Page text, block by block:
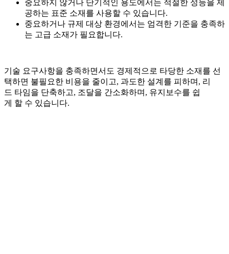
중요하지 않거나 단기적인 용도에서는 적절한 성능을 제
공하는 표준 소재를 사용할 수 있습니다.
중요하거나 규제 대상 환경에서는 엄격한 기준을 충족하
는 고급 소재가 필요합니다.
기술 요구사항을 충족하면서도 경제적으로 타당한 소재를 선
택하면 불필요한 비용을 줄이고, 과도한 설계를 피하며, 리
드 타임을 단축하고, 조달을 간소화하며, 유지보수를 쉽
게 할 수 있습니다.